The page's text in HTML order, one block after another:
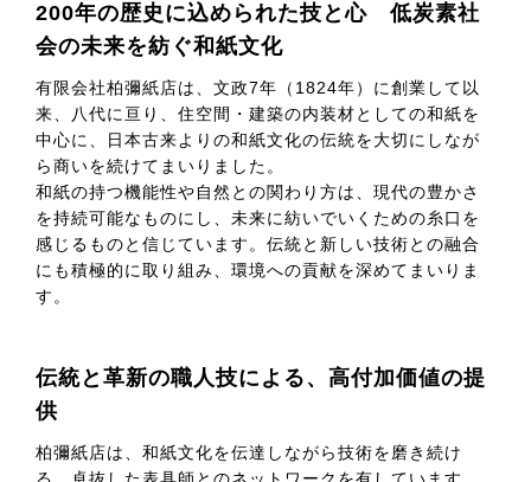
200年の歴史に込められた技と心 低炭素社
会の未来を紡ぐ和紙文化
有限会社柏彌紙店は、文政7年（1824年）に創業して以
来、八代に亘り、住空間・建築の内装材としての和紙を
中心に、日本古来よりの和紙文化の伝統を大切にしなが
ら商いを続けてまいりました。
和紙の持つ機能性や自然との関わり方は、現代の豊かさ
を持続可能なものにし、未来に紡いでいくための糸口を
感じるものと信じています。伝統と新しい技術との融合
にも積極的に取り組み、環境への貢献を深めてまいりま
す。
伝統と革新の職人技による、高付加価値の提
供
柏彌紙店は、和紙文化を伝達しながら技術を磨き続け